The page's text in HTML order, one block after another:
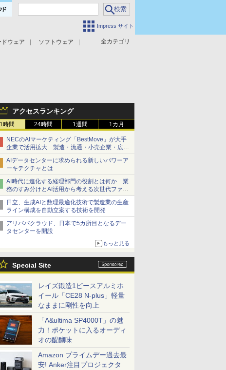
Impress サイト
全カテゴリ
ドウェア
ソフトウェア
アクセスランキング
1時間 24時間 1週間 1カ月
NECのAIマーケティング「BestMove」が大手
企業で活用拡大 製造・流通・小売企業・広告
代理店などが実装フェーズへ
AIデータセンターに求められる新しいパワーア
ーキテクチャとは
AI時代に進化する経理部門の役割とは何か 業
務のすみ分けとAI活用から考える次世代ファイ
ナンス戦略
日立、生成AIと数理最適化技術で製造業の生産
ライン構成を自動立案する技術を開発
アリババクラウド、日本で5カ所目となるデー
タセンターを開設
もっと見る
Special Site
レイズ鍛造1ピースアルミホ
イール「CE28 N-plus」軽量
なままに剛性を向上
「A&ultima SP4000T」の魅
力！ポケットに入るオーディ
オの醍醐味
Amazon プライムデー過去最
安! Anker注目プロジェクタ